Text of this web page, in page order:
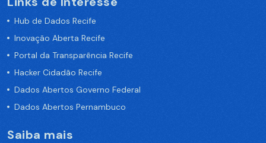
Hub de Dados Recife
Inovação Aberta Recife
Portal da Transparência Recife
Hacker Cidadão Recife
Dados Abertos Governo Federal
Dados Abertos Pernambuco
Saiba mais